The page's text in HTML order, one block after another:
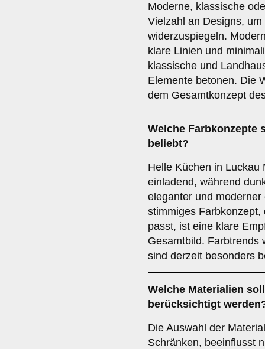
Moderne, klassische
Vielzahl an Designs,
widerzuspiegeln.
klare Linien und
klassische und
Elemente betonen. Die
dem Gesamtkonzept
Welche Farbkonzepte
beliebt?
Helle Küchen in Luckau
einladend, während
eleganter und
stimmiges
passt, ist eine klare
Gesamtbild. Farbtrends
sind derzeit besonders
Welche Materialien
berücksichtigt
Die Auswahl der
Schränken, beeinflusst